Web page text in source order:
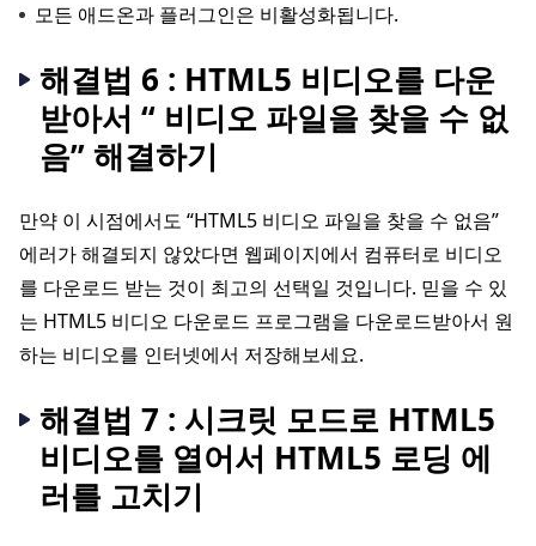
모든 애드온과 플러그인은 비활성화됩니다.
해결법 6 : HTML5 비디오를 다운
받아서 “ 비디오 파일을 찾을 수 없
음” 해결하기
만약 이 시점에서도 “HTML5 비디오 파일을 찾을 수 없음”
에러가 해결되지 않았다면 웹페이지에서 컴퓨터로 비디오
를 다운로드 받는 것이 최고의 선택일 것입니다. 믿을 수 있
는 HTML5 비디오 다운로드 프로그램을 다운로드받아서 원
하는 비디오를 인터넷에서 저장해보세요.
해결법 7 : 시크릿 모드로 HTML5
비디오를 열어서 HTML5 로딩 에
러를 고치기